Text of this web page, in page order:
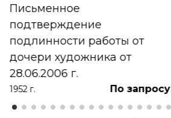
Письменное
подтверждение
подлинности работы от
дочери художника от
28.06.2006 г.
1952 г. По запросу